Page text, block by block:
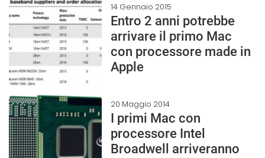
14 Gennaio 2015
Entro 2 anni potrebbe
arrivare il primo Mac
con processore made in
Apple
20 Maggio 2014
I primi Mac con
processore Intel
Broadwell arriveranno